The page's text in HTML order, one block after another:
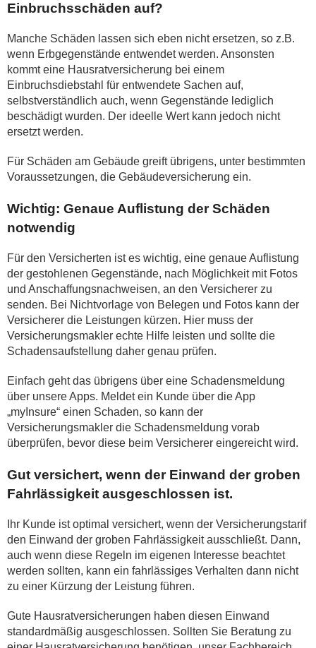
Einbruchsschäden auf?
Manche Schäden lassen sich eben nicht ersetzen, so z.B.
wenn Erbgegenstände entwendet werden. Ansonsten
kommt eine Hausratversicherung bei einem
Einbruchsdiebstahl für entwendete Sachen auf,
selbstverständlich auch, wenn Gegenstände lediglich
beschädigt wurden. Der ideelle Wert kann jedoch nicht
ersetzt werden.
Für Schäden am Gebäude greift übrigens, unter bestimmten
Voraussetzungen, die Gebäudeversicherung ein.
Wichtig: Genaue Auflistung der Schäden
notwendig
Für den Versicherten ist es wichtig, eine genaue Auflistung
der gestohlenen Gegenstände, nach Möglichkeit mit Fotos
und Anschaffungsnachweisen, an den Versicherer zu
senden. Bei Nichtvorlage von Belegen und Fotos kann der
Versicherer die Leistungen kürzen. Hier muss der
Versicherungsmakler echte Hilfe leisten und sollte die
Schadensaufstellung daher genau prüfen.
Einfach geht das übrigens über eine Schadensmeldung
über unsere Apps. Meldet ein Kunde über die App
„myInsure“ einen Schaden, so kann der
Versicherungsmakler die Schadensmeldung vorab
überprüfen, bevor diese beim Versicherer eingereicht wird.
Gut versichert, wenn der Einwand der groben
Fahrlässigkeit ausgeschlossen ist.
Ihr Kunde ist optimal versichert, wenn der Versicherungstarif
den Einwand der groben Fahrlässigkeit ausschließt. Dann,
auch wenn diese Regeln im eigenen Interesse beachtet
werden sollten, kann ein fahrlässiges Verhalten dann nicht
zu einer Kürzung der Leistung führen.
Gute Hausratversicherungen haben diesen Einwand
standardmäßig ausgeschlossen. Sollten Sie Beratung zu